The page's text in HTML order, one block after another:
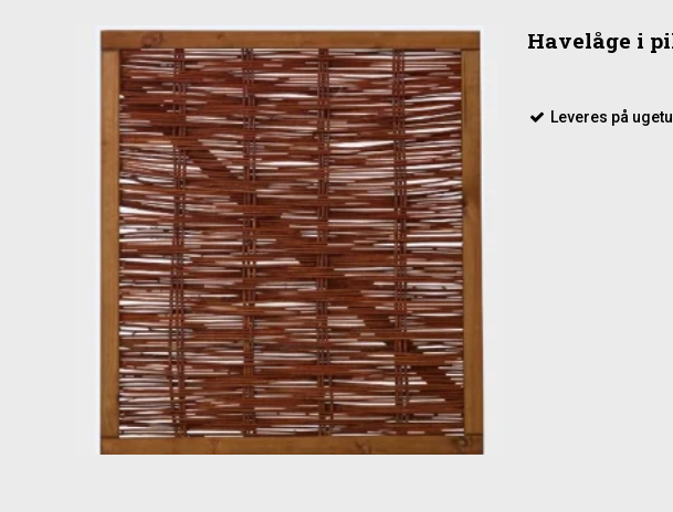
Havelåge i
Leveres på